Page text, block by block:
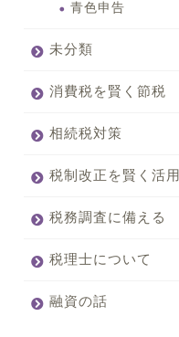
青色申告
未分類
消費税を賢く節税
相続税対策
税制改正を賢く活用
税務調査に備える
税理士について
融資の話